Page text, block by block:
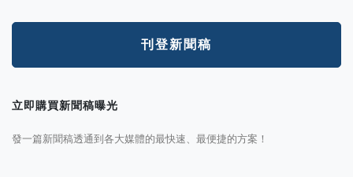
刊登新聞稿
立即購買新聞稿曝光
發一篇新聞稿透通到各大媒體的最快速、最便捷的方案！